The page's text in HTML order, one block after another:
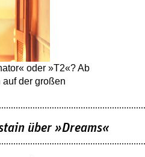
oder »T2«? Ab
der großen
über »Dreams«